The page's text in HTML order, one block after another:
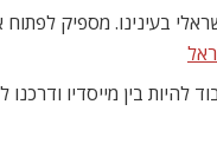
בעינינו. מספיק
להיות בין מייסדיו